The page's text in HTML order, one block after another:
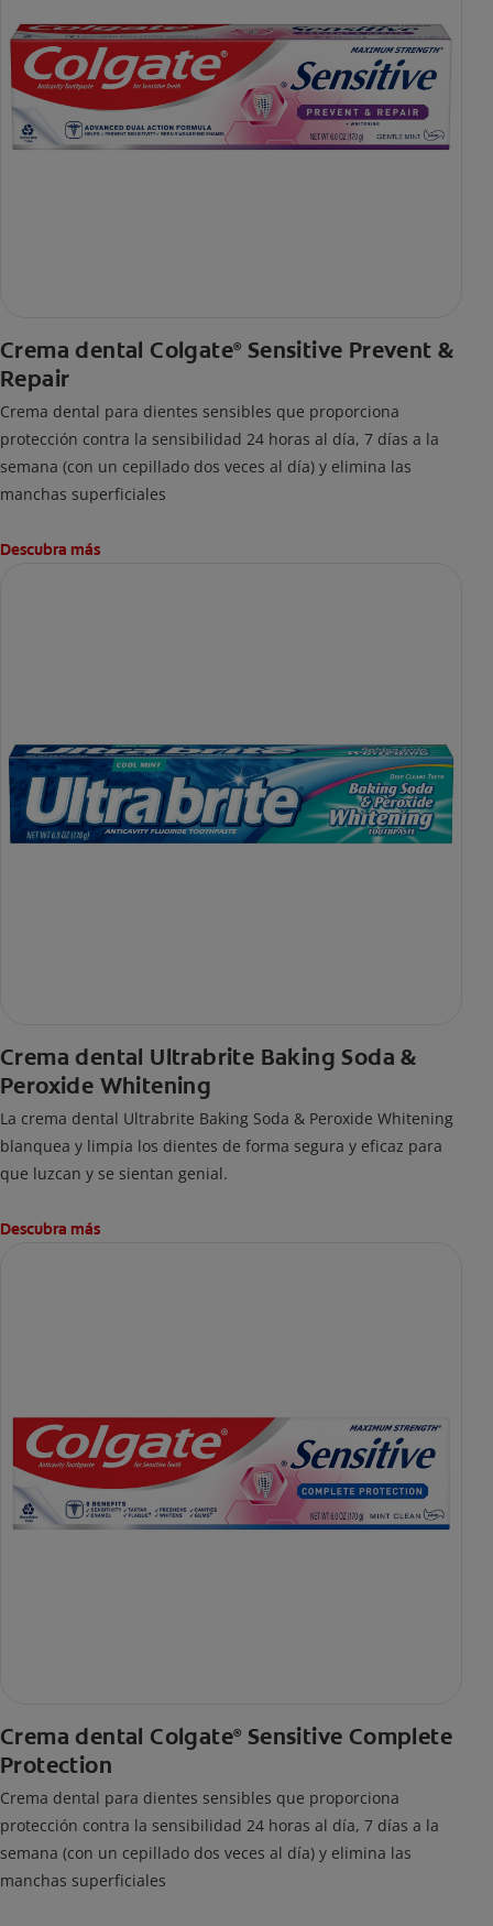
Crema dental Colgate® Sensitive Prevent &
Repair
Crema dental para dientes sensibles que proporciona
protección contra la sensibilidad 24 horas al día, 7 días a la
semana (con un cepillado dos veces al día) y elimina las
manchas superficiales
Descubra más
Crema dental Ultrabrite Baking Soda &
Peroxide Whitening
La crema dental Ultrabrite Baking Soda & Peroxide Whitening
blanquea y limpia los dientes de forma segura y eficaz para
que luzcan y se sientan genial.
Descubra más
Crema dental Colgate® Sensitive Complete
Protection
Crema dental para dientes sensibles que proporciona
protección contra la sensibilidad 24 horas al día, 7 días a la
semana (con un cepillado dos veces al día) y elimina las
manchas superficiales